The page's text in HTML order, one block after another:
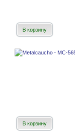
В корзину
В корзину